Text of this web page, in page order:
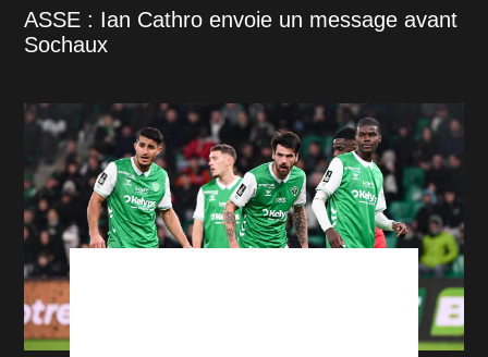
ASSE : Ian Cathro envoie un message avant
Sochaux